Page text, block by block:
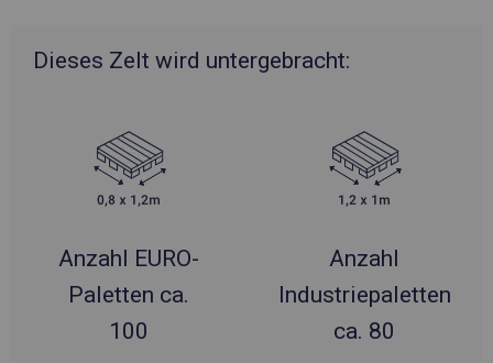
Dieses Zelt wird untergebracht:
Anzahl EURO-
Paletten ca.
100
Anzahl
Industriepaletten
ca. 80